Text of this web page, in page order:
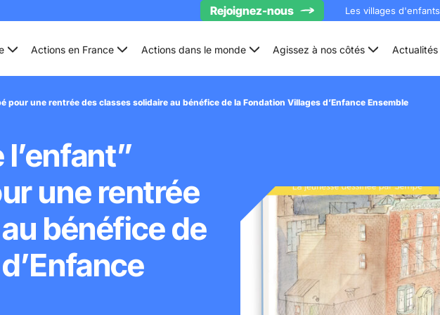
Rejoignez-nous Les villages d'enfants
Actions en France Actions dans le monde Agissez à nos côtés Actualités
pour une rentrée des classes solidaire au bénéfice de la Fondation Villages d’Enfance Ensemble
une rentrée
bénéfice de